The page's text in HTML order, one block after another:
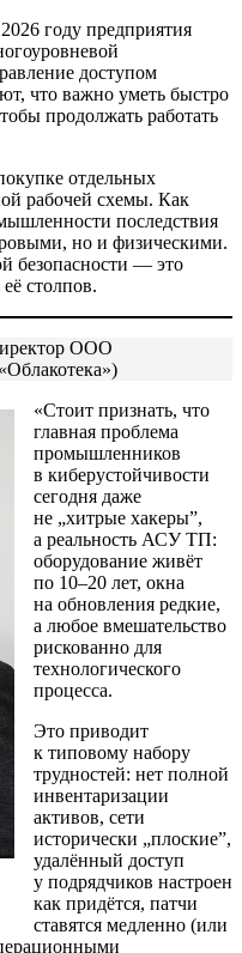
году предприятия
доступом
что важно уметь быстро
продолжать работать
отдельных
рабочей схемы. Как
последствия
но и физическими.
безопасности — это
столпов.
ООО
«Стоит признать, что
главная проблема
промышленников
в киберустойчивости
сегодня даже
не „хитрые хакеры”,
а реальность АСУ ТП:
оборудование живёт
по 10–20 лет, окна
на обновления редкие,
а любое вмешательство
рискованно для
технологического
процесса.
Это приводит
к типовому набору
трудностей: нет полной
инвентаризации
активов, сети
исторически „плоские”,
удалённый доступ
у подрядчиков настроен
как придётся, патчи
ставятся медленно (или